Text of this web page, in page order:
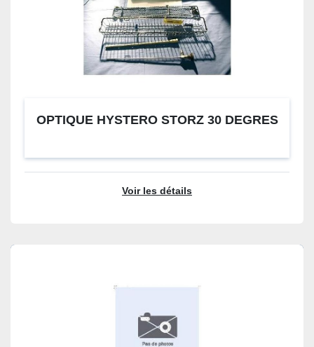
OPTIQUE HYSTERO STORZ 30 DEGRES
Voir les détails